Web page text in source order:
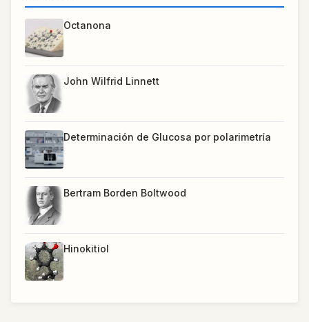
Octanona
John Wilfrid Linnett
Determinación de Glucosa por polarimetría
Bertram Borden Boltwood
Hinokitiol